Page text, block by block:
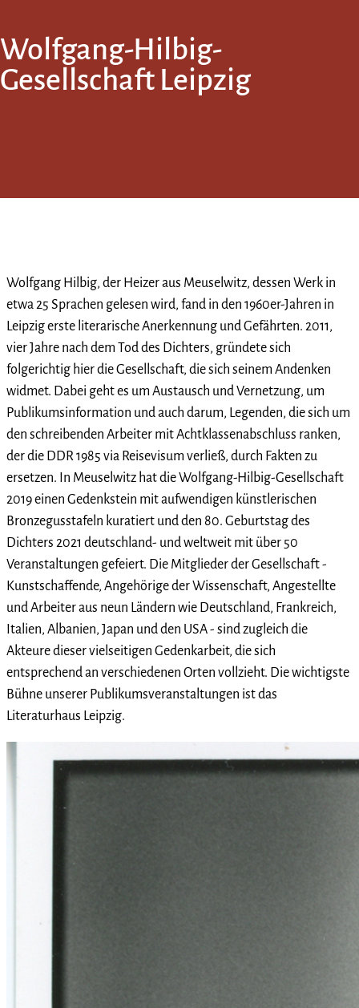
Wolfgang-Hilbig-
Gesellschaft Leipzig
Wolfgang Hilbig, der Heizer aus Meuselwitz, dessen Werk in
etwa 25 Sprachen gelesen wird, fand in den 1960er-Jahren in
Leipzig erste literarische Anerkennung und Gefährten. 2011,
vier Jahre nach dem Tod des Dichters, gründete sich
folgerichtig hier die Gesellschaft, die sich seinem Andenken
widmet. Dabei geht es um Austausch und Vernetzung, um
Publikumsinformation und auch darum, Legenden, die sich um
den schreibenden Arbeiter mit Achtklassenabschluss ranken,
der die DDR 1985 via Reisevisum verließ, durch Fakten zu
ersetzen. In Meuselwitz hat die Wolfgang-Hilbig-Gesellschaft
2019 einen Gedenkstein mit aufwendigen künstlerischen
Bronzegusstafeln kuratiert und den 80. Geburtstag des
Dichters 2021 deutschland- und weltweit mit über 50
Veranstaltungen gefeiert. Die Mitglieder der Gesellschaft -
Kunstschaffende, Angehörige der Wissenschaft, Angestellte
und Arbeiter aus neun Ländern wie Deutschland, Frankreich,
Italien, Albanien, Japan und den USA - sind zugleich die
Akteure dieser vielseitigen Gedenkarbeit, die sich
entsprechend an verschiedenen Orten vollzieht. Die wichtigste
Bühne unserer Publikumsveranstaltungen ist das
Literaturhaus Leipzig.